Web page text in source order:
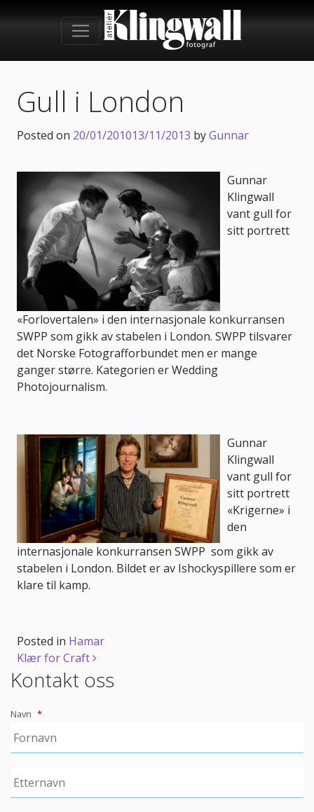
Gull i London
Posted on 20/01/201013/11/2013 byGunnar
Gunnar
Klingwall
vant gull for
sitt portrett
«Forlovertalen» i den internasjonale konkurransen
SWPP som gikk av stabelen i London. SWPP tilsvarer
det Norske Fotografforbundet men er mange
ganger større. Kategorien er Wedding
Photojournalism.
Gunnar
Klingwall
vant gull for
sitt portrett
«Krigerne» i
den
internasjonale konkurransen SWPP som gikk av
stabelen i London. Bildet er av Ishockyspillere som er
klare til kamp.
Posted in Hamar
Post
navigation
Klær for Craft
Kontakt oss
Navn *